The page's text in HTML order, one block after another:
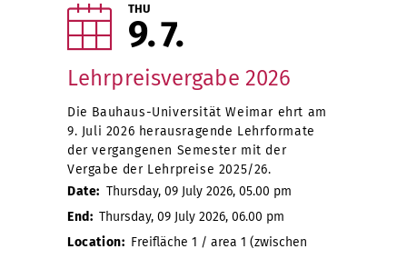
THU
9 7
Lehrpreisvergabe 2026
Die Bauhaus-Universität Weimar ehrt am
9. Juli 2026 herausragende Lehrformate
der vergangenen Semester mit der
Vergabe der Lehrpreise 2025/26.
Date: Thursday, 09 July 2026, 05.00 pm
End: Thursday, 09 July 2026, 06.00 pm
Location: Freifläche 1 / area 1 (zwischen